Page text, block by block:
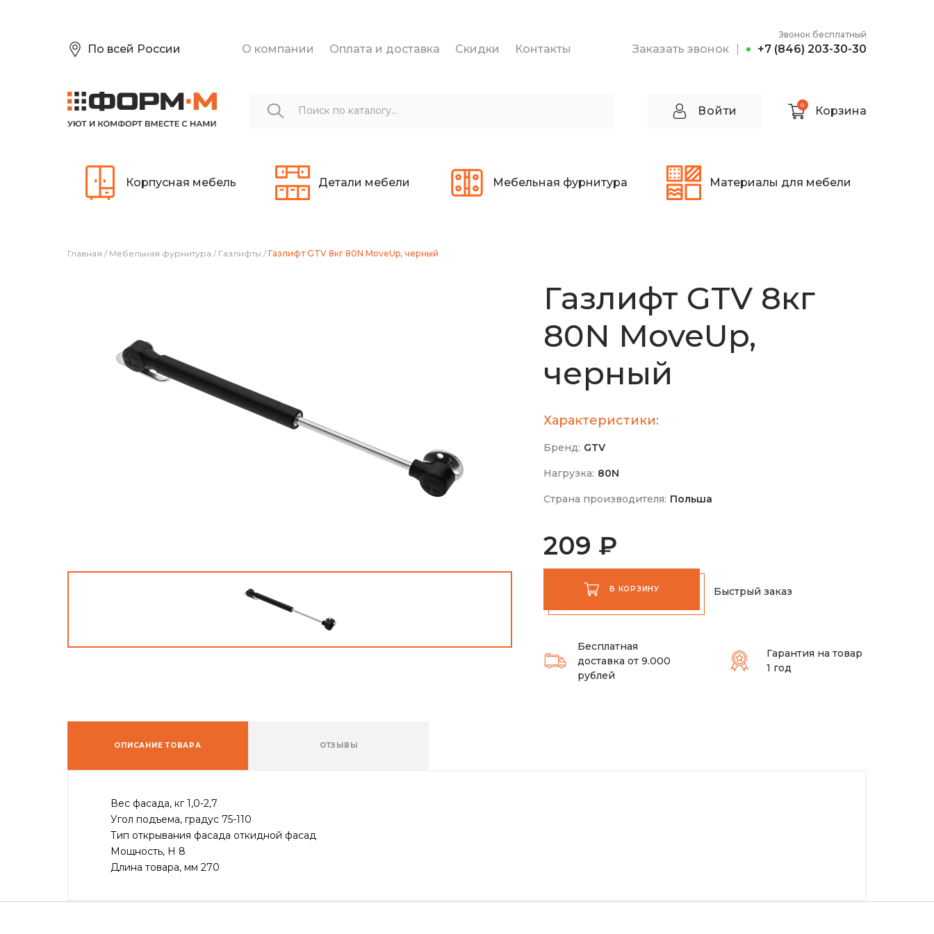
По всей России О компании Оплата и доставка Скидки Контакты Заказать звонок
Звонок бесплатный
+7 (846) 203-30-30
Войти 0 Корзина
Корпусная мебель Детали мебели Мебельная фурнитура Материалы для мебели
Главная / Мебельная фурнитура / Газлифты / Газлифт GTV 8кг 80N MoveUp, черный
Газлифт GTV 8кг
80N MoveUp,
черный
Характеристики:
Бренд: GTV
Нагрузка: 80N
Страна производителя: Польша
209 ₽
В КОРЗИНУ Быстрый заказ
Бесплатная
доставка от 9.000
рублей
Гарантия на товар
1 год
ОПИСАНИЕ ТОВАРА ОТЗЫВЫ
Вес фасада, кг 1,0-2,7
Угол подъема, градус 75-110
Тип открывания фасада откидной фасад
Мощность, H 8
Длина товара, мм 270